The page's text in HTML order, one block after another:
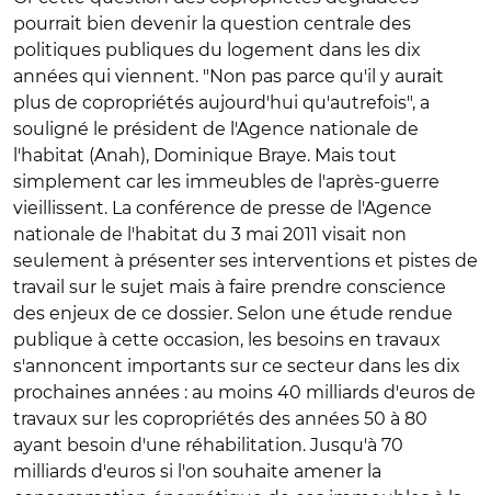
pourrait bien devenir la question centrale des
politiques publiques du logement dans les dix
années qui viennent. "Non pas parce qu'il y aurait
plus de copropriétés aujourd'hui qu'autrefois", a
souligné le président de l'Agence nationale de
l'habitat (Anah), Dominique Braye. Mais tout
simplement car les immeubles de l'après-guerre
vieillissent. La conférence de presse de l'Agence
nationale de l'habitat du 3 mai 2011 visait non
seulement à présenter ses interventions et pistes de
travail sur le sujet mais à faire prendre conscience
des enjeux de ce dossier. Selon une étude rendue
publique à cette occasion, les besoins en travaux
s'annoncent importants sur ce secteur dans les dix
prochaines années : au moins 40 milliards d'euros de
travaux sur les copropriétés des années 50 à 80
ayant besoin d'une réhabilitation. Jusqu'à 70
milliards d'euros si l'on souhaite amener la